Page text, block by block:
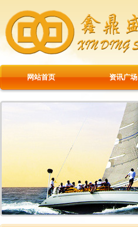
网站首页 资讯广场